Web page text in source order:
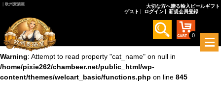
/home/pixie262/chambeer.net/public_html/wp-
content/themes/welcart_basic/functions.php
on line 845
Warning: Attempt to read property "cat_name" on null in
/home/pixie262/chambeer.net/public_html/wp-
content/themes/welcart_basic/functions.php on line 845
｜欧州麦酒屋
大切な方へ贈る輸入ビールギフト
ゲスト
ログイン 新規会員登録
0
メ
ニ